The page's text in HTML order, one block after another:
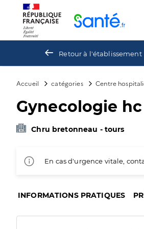
Retour à l'établissement
Accueil catégories Centre
Gynecologie hc
Chru bretonneau - tours
En cas d'urgence vitale,
INFORMATIONS PRATIQUES
Panneau de gestion des cookies